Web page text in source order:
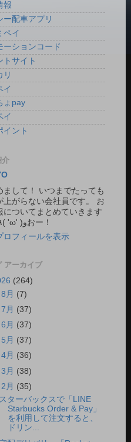
報
ー配車アプリ
ペイ
ーションコード
トサイト
リ
イ
ょpay
イ
イント
介
まして！ いつまでたっても
上がらない会社員です。 お
についてまとめていきます
ね。 ٩( 'ω' )وおー！
ロフィールを表示
アーカイブ
(264)
8月 (7)
7月 (37)
6月 (37)
5月 (37)
4月 (36)
3月 (38)
2月 (35)
スターバックスで「LINE
Starbucks Order & Pay」
を利用して注文すると、
ドリン...